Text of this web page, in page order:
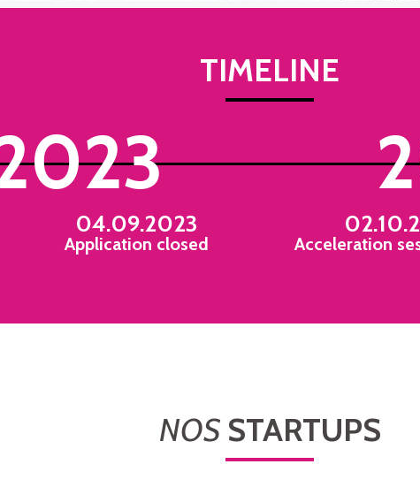
TIMELINE
04.09.2023
Application closed Acceleration
NOSSTARTUPS